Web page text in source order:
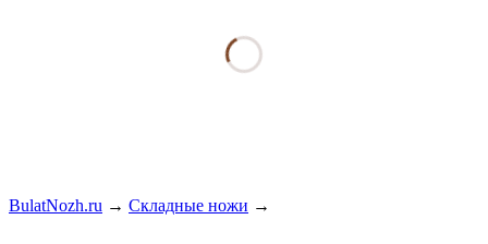
BulatNozh.ru → Складные ножи →